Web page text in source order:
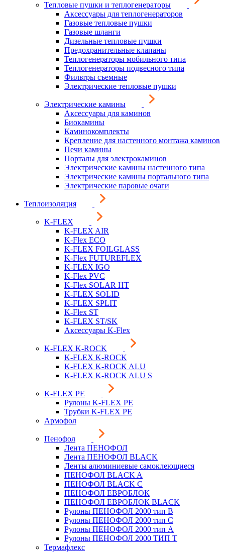
Тепловые пушки и теплогенераторы
Аксессуары для теплогенераторов
Газовые тепловые пушки
Газовые шланги
Дизельные тепловые пушки
Предохранительные клапаны
Теплогенераторы мобильного типа
Теплогенераторы подвесного типа
Фильтры съемные
Электрические тепловые пушки
Электрические камины
Аксессуары для каминов
Биокамины
Каминокомплекты
Крепление для настенного монтажа каминов
Печи камины
Порталы для электрокаминов
Электрические камины настенного типа
Электрические камины портального типа
Электрические паровые очаги
Теплоизоляция
K-FLEX
K-FLEX AIR
K-Flex ECO
K-FLEX FOILGLASS
K-Flex FUTUREFLEX
K-FLEX IGO
K-Flex PVC
K-Flex SOLAR HT
K-FLEX SOLID
K-FLEX SPLIT
K-Flex ST
K-FLEX ST/SK
Аксессуары K-Flex
K-FLEX K-ROCK
K-FLEX K-ROCK
K-FLEX K-ROCK ALU
K-FLEX K-ROCK ALU S
K-FLEX PE
Рулоны K-FLEX PE
Трубки K-FLEX PE
Армофол
Пенофол
Лента ПЕНОФОЛ
Лента ПЕНОФОЛ BLACK
Ленты алюминиевые самоклеющиеся
ПЕНОФОЛ BLACK A
ПЕНОФОЛ BLACK С
ПЕНОФОЛ ЕВРОБЛОК
ПЕНОФОЛ ЕВРОБЛОК BLACK
Рулоны ПЕНОФОЛ 2000 тип B
Рулоны ПЕНОФОЛ 2000 тип C
Рулоны ПЕНОФОЛ 2000 тип А
Рулоны ПЕНОФОЛ 2000 ТИП Т
Термафлекс